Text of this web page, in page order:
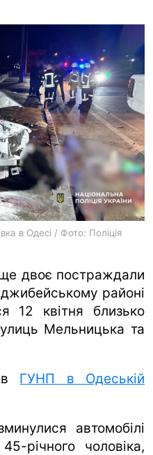
архів
gambling
в Одесі / Фото: Поліція
двоє постраждали
районі
12 квітня близько
Мельницька та
ГУНП в Одеській
автомобілі
річного чоловіка,